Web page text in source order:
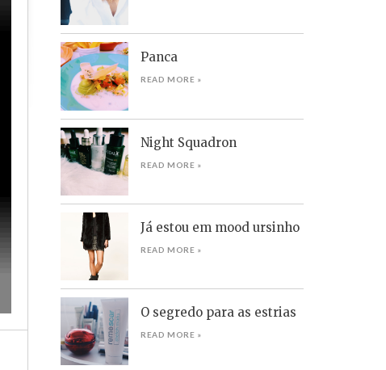
Panca
READ MORE »
Night Squadron
READ MORE »
Já estou em mood ursinho
READ MORE »
O segredo para as estrias
READ MORE »